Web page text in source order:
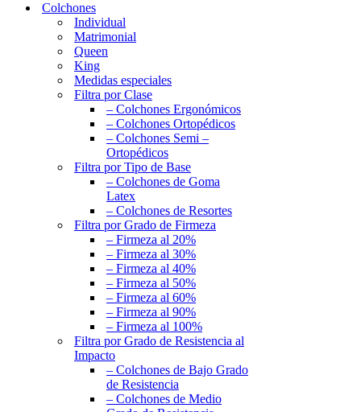
Colchones
Individual
Matrimonial
Queen
King
Medidas especiales
Filtra por Clase
– Colchones Ergonómicos
– Colchones Ortopédicos
– Colchones Semi –
Ortopédicos
Filtra por Tipo de Base
– Colchones de Goma
Latex
– Colchones de Resortes
Filtra por Grado de Firmeza
– Firmeza al 20%
– Firmeza al 30%
– Firmeza al 40%
– Firmeza al 50%
– Firmeza al 60%
– Firmeza al 90%
– Firmeza al 100%
Filtra por Grado de Resistencia al
Impacto
– Colchones de Bajo Grado
de Resistencia
– Colchones de Medio